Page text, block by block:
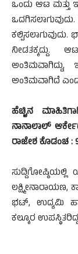
ಒಂದು ಆಟ ಮತ್ತು
ಅಂತಿಮವಾಗಿದೆ
ಹೆಚ್ಚಿನ
ನಾನಾಲಾಲ್
ರಾಜೇಶ ಕೊಡಂಚ :
ಲಕ್ಷ್ಮೀನಾರಾಯಣ,
ಭಟ್, ಉದ್ಯಮಿ
ಕಲ್ಕೂರ